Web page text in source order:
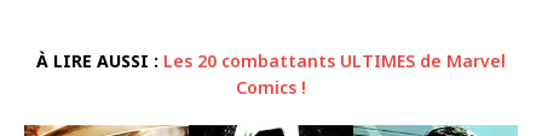
À LIRE AUSSI : Les 20 combattants ULTIMES de Marvel
Comics !